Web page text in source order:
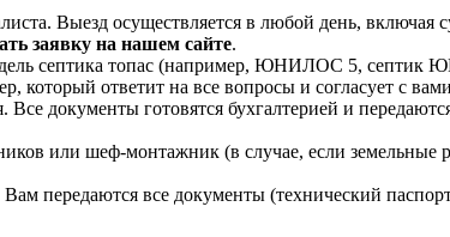
Выезд осуществляется в любой день, включая
заявку на нашем сайте.
септика топас (например, ЮНИЛОС 5, септик
который ответит на все вопросы и согласует с
документы готовятся бухгалтерией и
или шеф-монтажник (в случае, если
передаются все документы (технический